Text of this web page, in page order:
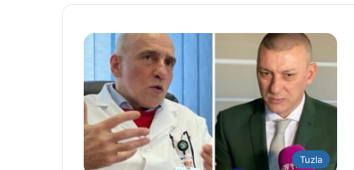
Tuzla